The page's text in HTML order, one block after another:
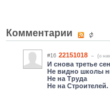
Комментарии
#16 22151018 (c
И снова третье
Не видно школы
Не на Труда
Не на Строителей.